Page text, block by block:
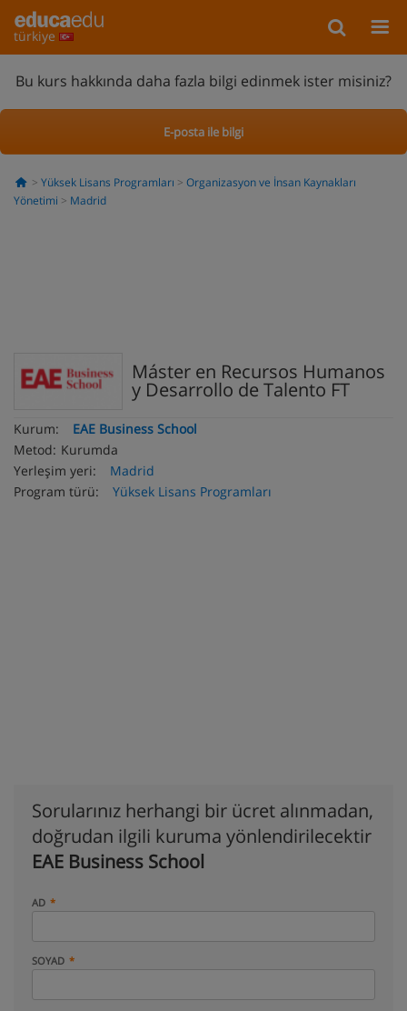
türkiye
Bu kurs hakkında daha fazla bilgi edinmek ister misiniz?
E-posta ile bilgi
Yüksek Lisans Programları
Organizasyon ve İnsan Kaynakları
Yönetimi
Madrid
Máster en Recursos Humanos
y Desarrollo de Talento FT
Kurum:
EAE Business School
Metod: Kurumda
Yerleşim yeri:
Madrid
Program türü:
Yüksek Lisans Programları
Sorularınız herhangi bir ücret alınmadan,
doğrudan ilgili kuruma yönlendirilecektir
EAE Business School
AD
SOYAD